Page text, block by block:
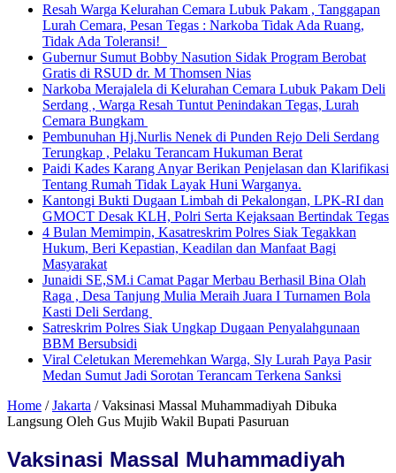
Resah Warga Kelurahan Cemara Lubuk Pakam , Tanggapan
Lurah Cemara, Pesan Tegas : Narkoba Tidak Ada Ruang,
Tidak Ada Toleransi!
Gubernur Sumut Bobby Nasution Sidak Program Berobat
Gratis di RSUD dr. M Thomsen Nias
Narkoba Merajalela di Kelurahan Cemara Lubuk Pakam Deli
Serdang , Warga Resah Tuntut Penindakan Tegas, Lurah
Cemara Bungkam
Pembunuhan Hj.Nurlis Nenek di Punden Rejo Deli Serdang
Terungkap , Pelaku Terancam Hukuman Berat
Paidi Kades Karang Anyar Berikan Penjelasan dan Klarifikasi
Tentang Rumah Tidak Layak Huni Warganya.
Kantongi Bukti Dugaan Limbah di Pekalongan, LPK-RI dan
GMOCT Desak KLH, Polri Serta Kejaksaan Bertindak Tegas
4 Bulan Memimpin, Kasatreskrim Polres Siak Tegakkan
Hukum, Beri Kepastian, Keadilan dan Manfaat Bagi
Masyarakat
Junaidi SE,SM.i Camat Pagar Merbau Berhasil Bina Olah
Raga , Desa Tanjung Mulia Meraih Juara I Turnamen Bola
Kasti Deli Serdang
Satreskrim Polres Siak Ungkap Dugaan Penyalahgunaan
BBM Bersubsidi
Viral Celetukan Meremehkan Warga, Sly Lurah Paya Pasir
Medan Sumut Jadi Sorotan Terancam Terkena Sanksi
Home / Jakarta / Vaksinasi Massal Muhammadiyah Dibuka
Langsung Oleh Gus Mujib Wakil Bupati Pasuruan
Vaksinasi Massal Muhammadiyah